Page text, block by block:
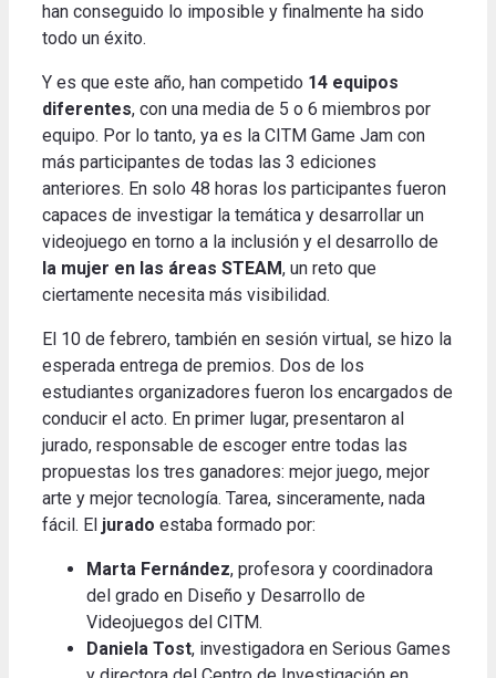
han conseguido lo imposible y finalmente ha sido
todo un éxito.
Y es que este año, han competido 14 equipos
diferentes, con una media de 5 o 6 miembros por
equipo. Por lo tanto, ya es la CITM Game Jam con
más participantes de todas las 3 ediciones
anteriores. En solo 48 horas los participantes fueron
capaces de investigar la temática y desarrollar un
videojuego en torno a la inclusión y el desarrollo de
la mujer en las áreas STEAM, un reto que
ciertamente necesita más visibilidad.
El 10 de febrero, también en sesión virtual, se hizo la
esperada entrega de premios. Dos de los
estudiantes organizadores fueron los encargados de
conducir el acto. En primer lugar, presentaron al
jurado, responsable de escoger entre todas las
propuestas los tres ganadores: mejor juego, mejor
arte y mejor tecnología. Tarea, sinceramente, nada
fácil. El jurado estaba formado por:
Marta Fernández, profesora y coordinadora
del grado en Diseño y Desarrollo de
Videojuegos del CITM.
Daniela Tost, investigadora en Serious Games